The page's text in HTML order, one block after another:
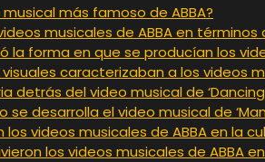
más famoso de ABBA?
musicales de ABBA en
la forma en que se producían los
caracterizaban a los videos
detrás del video musical de ‘Dancing
se desarrolla el video musical de
los videos musicales de ABBA en la
los videos musicales de ABBA